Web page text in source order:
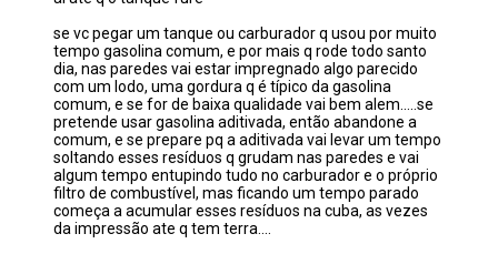
se vc pegar um tanque ou carburador q usou por muito
tempo gasolina comum, e por mais q rode todo santo
dia, nas paredes vai estar impregnado algo parecido
com um lodo, uma gordura q é típico da gasolina
comum, e se for de baixa qualidade vai bem alem.....se
pretende usar gasolina aditivada, então abandone a
comum, e se prepare pq a aditivada vai levar um tempo
soltando esses resíduos q grudam nas paredes e vai
algum tempo entupindo tudo no carburador e o próprio
filtro de combustível, mas ficando um tempo parado
começa a acumular esses resíduos na cuba, as vezes
da impressão ate q tem terra....